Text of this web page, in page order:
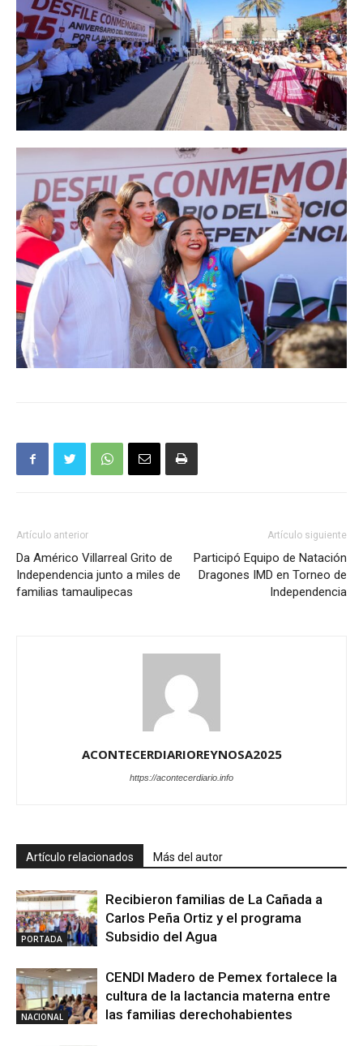
Artículo anterior
Da Américo Villarreal Grito de
Independencia junto a miles de
familias tamaulipecas
Artículo siguiente
Participó Equipo de Natación
Dragones IMD en Torneo de
Independencia
ACONTECERDIARIOREYNOSA2025
https://acontecerdiario.info
Artículo relacionados Más del autor
PORTADA
Recibieron familias de La Cañada a
Carlos Peña Ortiz y el programa
Subsidio del Agua
NACIONAL
CENDI Madero de Pemex fortalece la
cultura de la lactancia materna entre
las familias derechohabientes